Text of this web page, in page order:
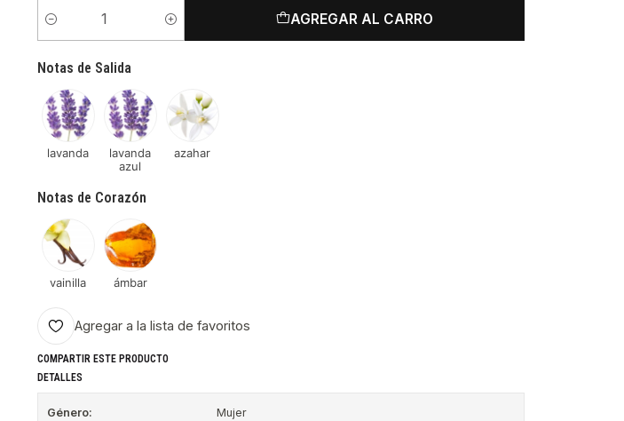
Cantidad
AGREGAR AL CARRO
Notas de Salida
lavanda
lavanda
azul
azahar
Notas de Corazón
vainilla ámbar
Agregar a la lista de favoritos
COMPARTIR ESTE PRODUCTO
DETALLES
Género: Mujer